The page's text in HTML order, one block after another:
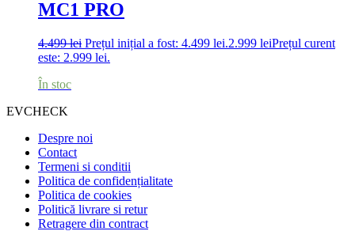
MC1 PRO
4.499lei Prețul inițial a fost: 4.499 lei.2.999 leiPrețul curent
este: 2.999 lei.
În stoc
EVCHECK
Despre noi
Contact
Termeni si conditii
Politica de confidențialitate
Politica de cookies
Politică livrare si retur
Retragere din contract